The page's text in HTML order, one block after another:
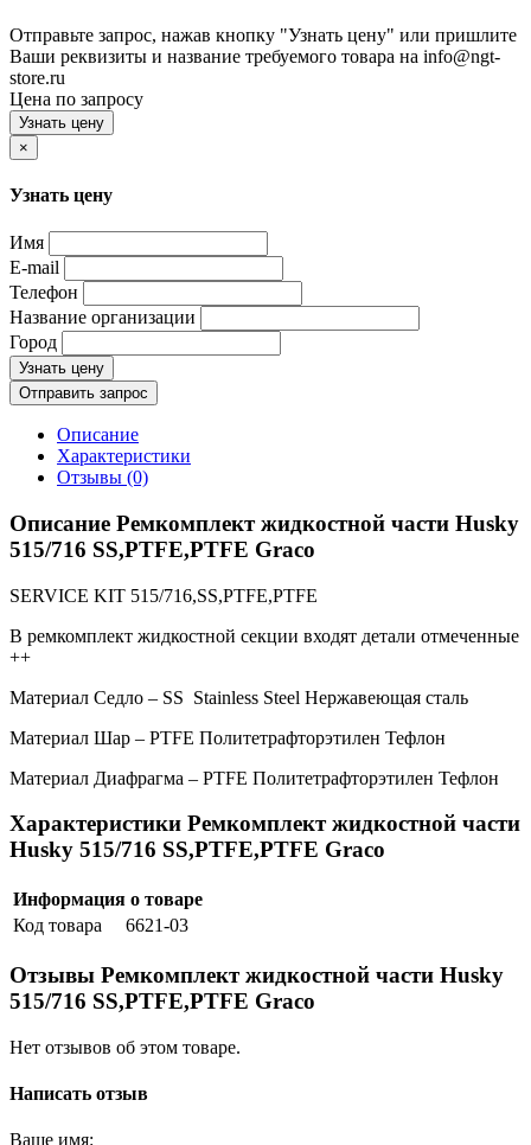
Отправьте запрос, нажав кнопку "Узнать цену" или пришлите
Ваши реквизиты и название требуемого товара на info@ngt-
store.ru
Цена по запросу
Узнать цену
×
Узнать цену
Имя
E-mail
Телефон
Название организации
Город
Узнать цену
Отправить запрос
Описание
Характеристики
Отзывы (0)
Описание Ремкомплект жидкостной части Husky
515/716 SS,PTFE,PTFE Graco
SERVICE KIT 515/716,SS,PTFE,PTFE
В ремкомплект жидкостной секции входят детали отмеченные
++
Материал Седло – SS Stainless Steel Нержавеющая сталь
Материал Шар – PTFE Политетрафторэтилен Тефлон
Материал Диафрагма – PTFE Политетрафторэтилен Тефлон
Характеристики Ремкомплект жидкостной части
Husky 515/716 SS,PTFE,PTFE Graco
Информация о товаре
Код товара
6621-03
Отзывы Ремкомплект жидкостной части Husky
515/716 SS,PTFE,PTFE Graco
Нет отзывов об этом товаре.
Написать отзыв
Ваше имя: